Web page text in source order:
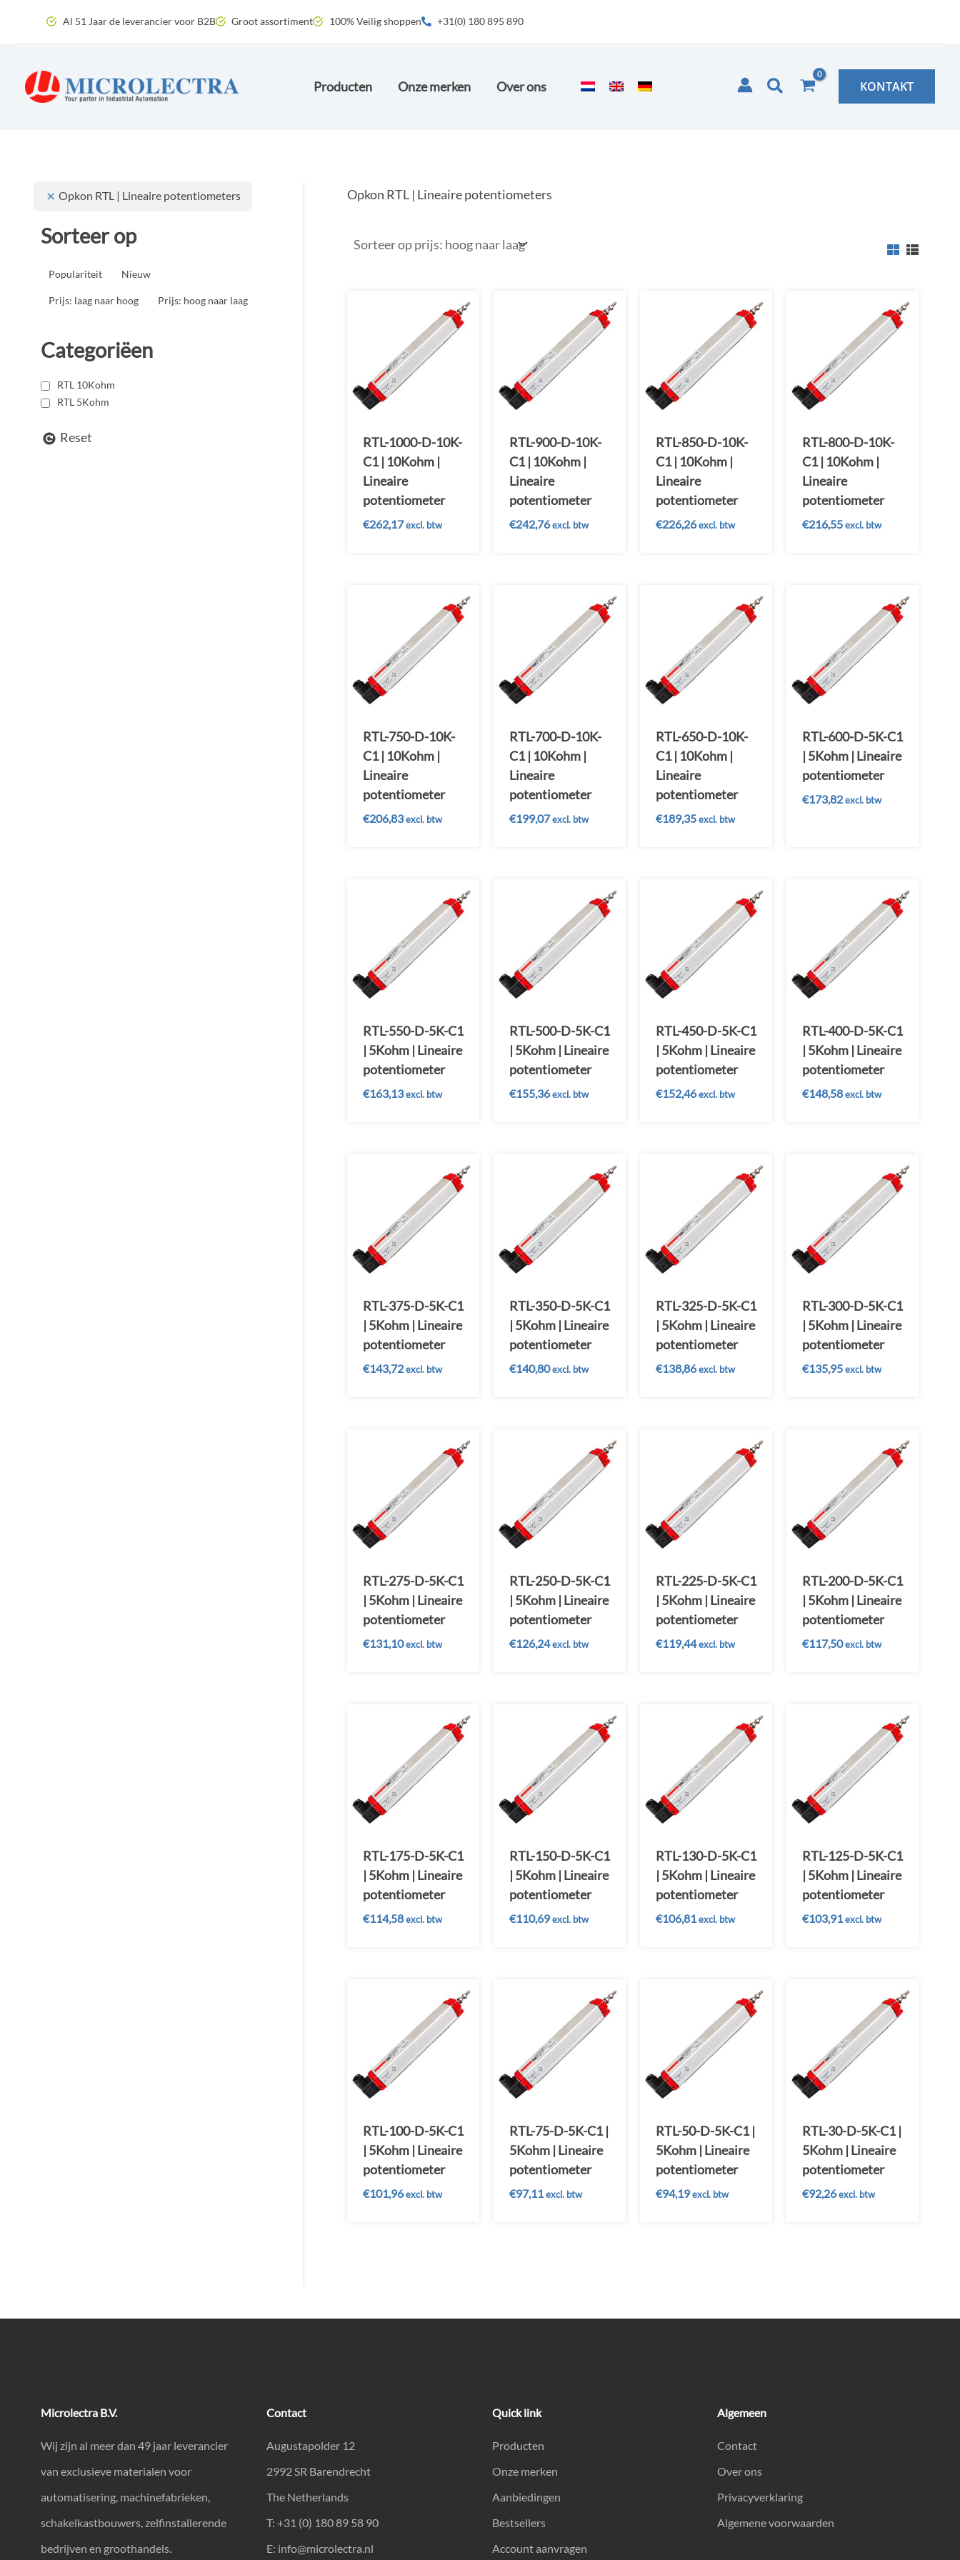
inhoud
Al 51 Jaar de leverancier voor B2B Groot assortiment 100% Veilig shoppen +31(0) 180 895 890
Producten Onze merken Over ons Zoeken KONTAKT
Opkon RTL | Lineaire potentiometers
Sorteer op
Populariteit Nieuw
Prijs: laag naar hoog Prijs: hoog naar laag
Categoriëen
RTL 10Kohm
RTL 5Kohm
Reset
Opkon RTL | Lineaire potentiometers
RTL-1000-D-10K-
C1 | 10Kohm |
Lineaire
potentiometer
€262,17 excl. btw
RTL-900-D-10K-
C1 | 10Kohm |
Lineaire
potentiometer
€242,76 excl. btw
RTL-850-D-10K-
C1 | 10Kohm |
Lineaire
potentiometer
€226,26 excl. btw
RTL-800-D-10K-
C1 | 10Kohm |
Lineaire
potentiometer
€216,55 excl. btw
RTL-750-D-10K-
C1 | 10Kohm |
Lineaire
potentiometer
€206,83 excl. btw
RTL-700-D-10K-
C1 | 10Kohm |
Lineaire
potentiometer
€199,07 excl. btw
RTL-650-D-10K-
C1 | 10Kohm |
Lineaire
potentiometer
€189,35 excl. btw
RTL-600-D-5K-C1
| 5Kohm | Lineaire
potentiometer
€173,82 excl. btw
RTL-550-D-5K-C1
| 5Kohm | Lineaire
potentiometer
€163,13 excl. btw
RTL-500-D-5K-C1
| 5Kohm | Lineaire
potentiometer
€155,36 excl. btw
RTL-450-D-5K-C1
| 5Kohm | Lineaire
potentiometer
€152,46 excl. btw
RTL-400-D-5K-C1
| 5Kohm | Lineaire
potentiometer
€148,58 excl. btw
RTL-375-D-5K-C1
| 5Kohm | Lineaire
potentiometer
€143,72 excl. btw
RTL-350-D-5K-C1
| 5Kohm | Lineaire
potentiometer
€140,80 excl. btw
RTL-325-D-5K-C1
| 5Kohm | Lineaire
potentiometer
€138,86 excl. btw
RTL-300-D-5K-C1
| 5Kohm | Lineaire
potentiometer
€135,95 excl. btw
RTL-275-D-5K-C1
| 5Kohm | Lineaire
potentiometer
€131,10 excl. btw
RTL-250-D-5K-C1
| 5Kohm | Lineaire
potentiometer
€126,24 excl. btw
RTL-225-D-5K-C1
| 5Kohm | Lineaire
potentiometer
€119,44 excl. btw
RTL-200-D-5K-C1
| 5Kohm | Lineaire
potentiometer
€117,50 excl. btw
RTL-175-D-5K-C1
| 5Kohm | Lineaire
potentiometer
€114,58 excl. btw
RTL-150-D-5K-C1
| 5Kohm | Lineaire
potentiometer
€110,69 excl. btw
RTL-130-D-5K-C1
| 5Kohm | Lineaire
potentiometer
€106,81 excl. btw
RTL-125-D-5K-C1
| 5Kohm | Lineaire
potentiometer
€103,91 excl. btw
RTL-100-D-5K-C1
| 5Kohm | Lineaire
potentiometer
€101,96 excl. btw
RTL-75-D-5K-C1 |
5Kohm | Lineaire
potentiometer
€97,11 excl. btw
RTL-50-D-5K-C1 |
5Kohm | Lineaire
potentiometer
€94,19 excl. btw
RTL-30-D-5K-C1 |
5Kohm | Lineaire
potentiometer
€92,26 excl. btw
Microlectra B.V.
Wij zijn al meer dan 49 jaar leverancier
van exclusieve materialen voor
automatisering, machinefabrieken,
schakelkastbouwers, zelfinstallerende
bedrijven en groothandels.
Contact
Augustapolder 12
2992 SR Barendrecht
The Netherlands
T: +31 (0) 180 89 58 90
E: info@microlectra.nl
Quick link
Producten
Onze merken
Aanbiedingen
Bestsellers
Account aanvragen
Algemeen
Contact
Over ons
Privacyverklaring
Algemene voorwaarden